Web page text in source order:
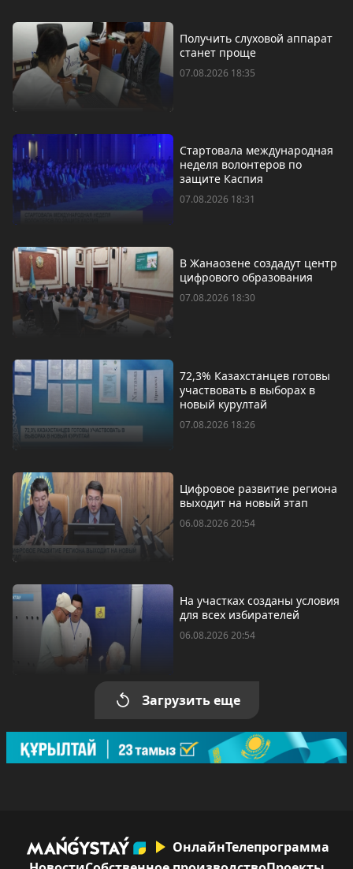
Получить слуховой аппарат
станет проще
07.08.2026 18:35
Стартовала международная
неделя волонтеров по
защите Каспия
07.08.2026 18:31
В Жанаозене создадут центр
цифрового образования
07.08.2026 18:30
72,3% Казахстанцев готовы
участвовать в выборах в
новый курултай
07.08.2026 18:26
Цифровое развитие региона
выходит на новый этап
06.08.2026 20:54
На участках созданы условия
для всех избирателей
06.08.2026 20:54
Загрузить еще
ОнлайнТелепрограмма